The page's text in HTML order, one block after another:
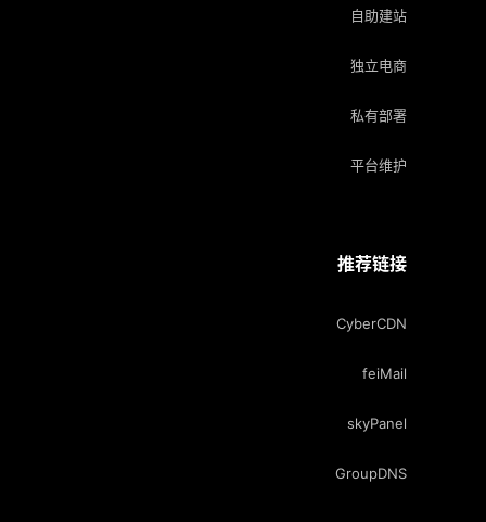
自助建站
独立电商
私有部署
平台维护
推荐链接
CyberCDN
feiMail
skyPanel
GroupDNS